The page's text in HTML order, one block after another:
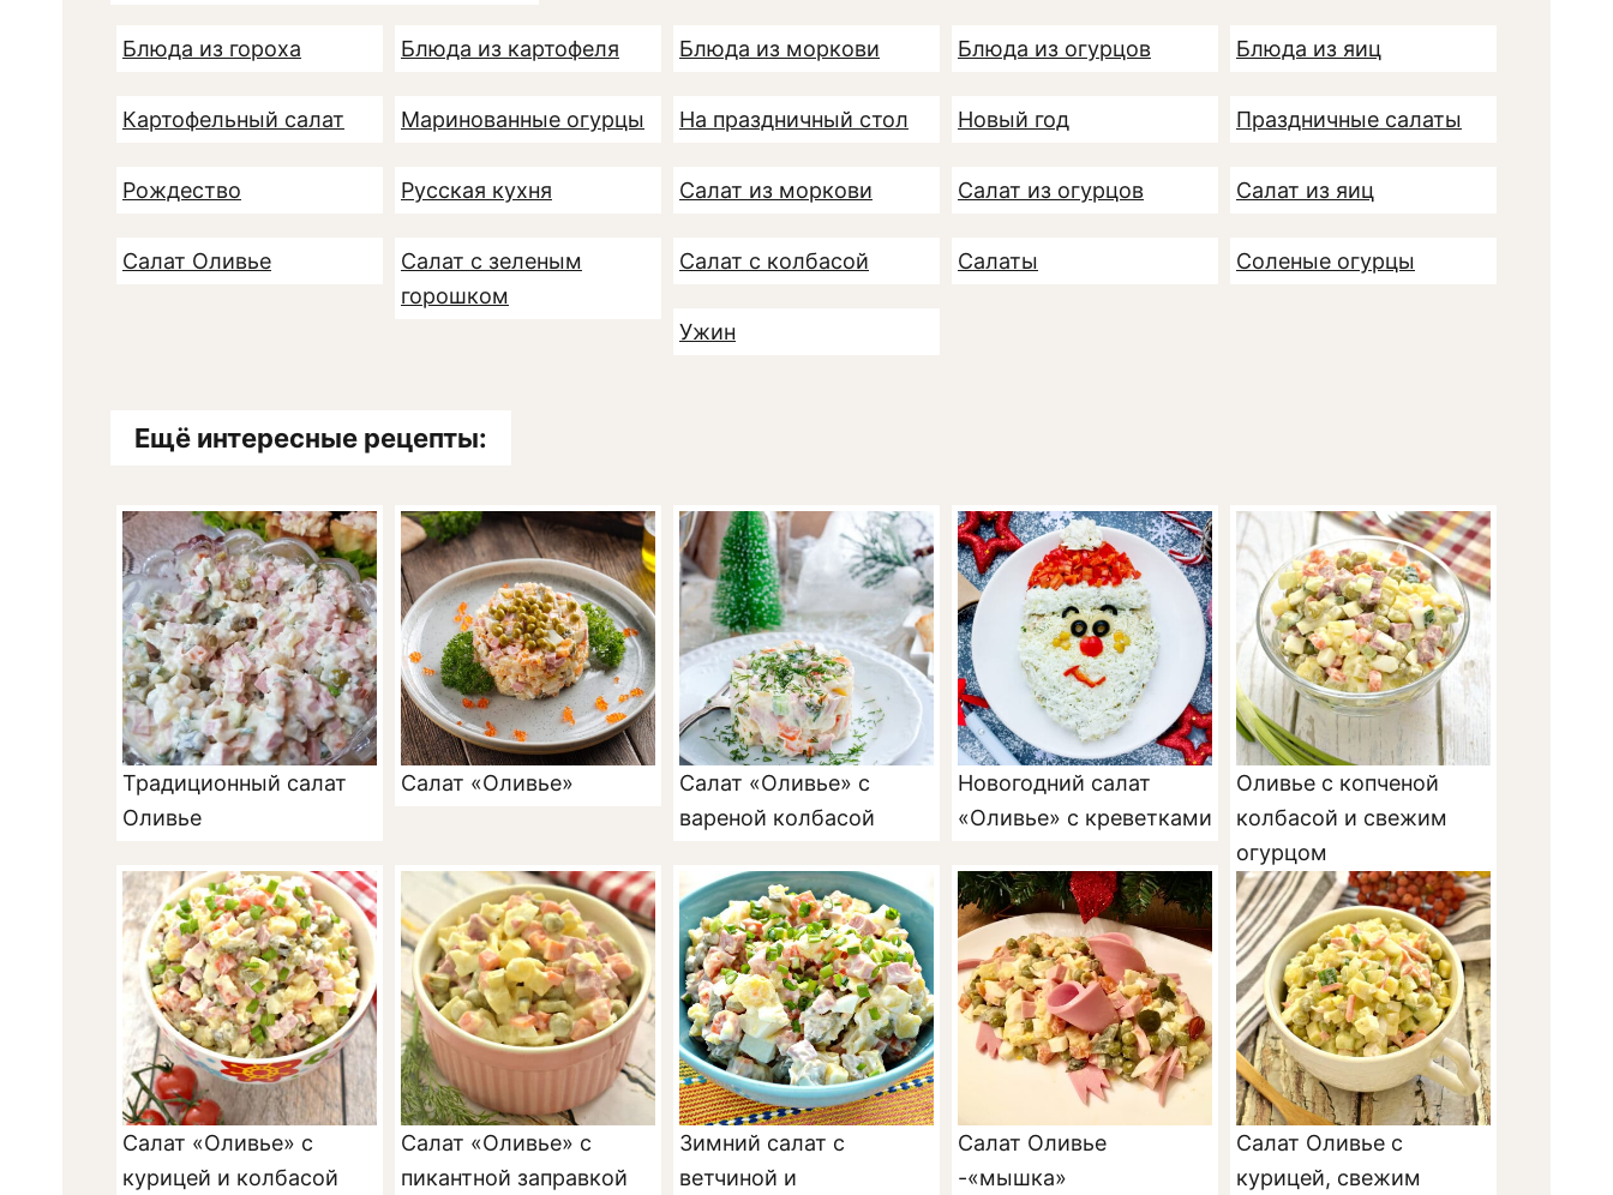
Блюда из гороха Блюда из картофеля Блюда из моркови Блюда из огурцов Блюда из яиц
Картофельный салат Маринованные огурцы На праздничный стол Новый год Праздничные салаты
Рождество Русская кухня Салат из моркови Салат из огурцов Салат из яиц
Салат Оливье
Салат с зеленым
горошком
Салат с колбасой Салаты Соленые огурцы
Ужин
Ещё интересные рецепты:
Традиционный салат
Оливье
Салат «Оливье»
Салат «Оливье» с
вареной колбасой
Новогодний салат
«Оливье» с креветками
Оливье с копченой
колбасой и свежим
огурцом
Салат «Оливье» с
курицей и колбасой
Салат «Оливье» с
пикантной заправкой
Зимний салат с
ветчиной и
Салат Оливье
-«мышка»
Салат Оливье с
курицей, свежим